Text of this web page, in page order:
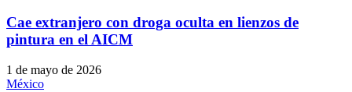
Cae extranjero con droga oculta en lienzos de
pintura en el AICM
1 de mayo de 2026
México